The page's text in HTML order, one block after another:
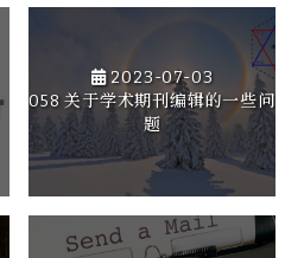
2023-07-03
058 关于学术期刊编辑的一些问
题